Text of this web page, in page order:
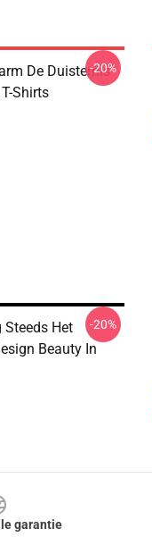
De Duisternis
Shirts
-20%
Steeds Het
Beauty In
-20%
garantie